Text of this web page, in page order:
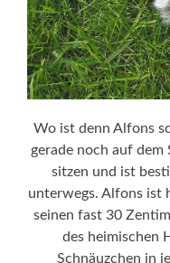
Wo ist denn Alfons
gerade noch auf
sitzen und ist
unterwegs. Alfons ist
seinen fast 30
des heimischen
Schnäuzchen in